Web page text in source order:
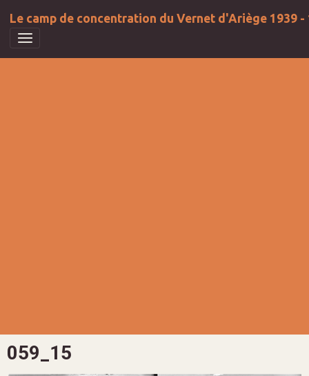
Le camp de concentration du Vernet d'Ariège 1939 -
059_15